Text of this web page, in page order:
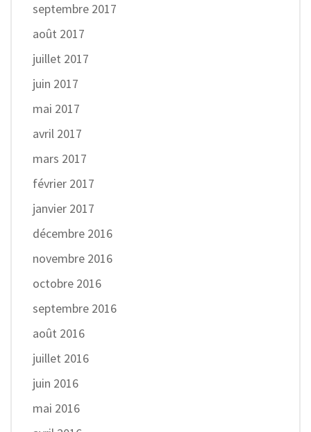
septembre 2017
août 2017
juillet 2017
juin 2017
mai 2017
avril 2017
mars 2017
février 2017
janvier 2017
décembre 2016
novembre 2016
octobre 2016
septembre 2016
août 2016
juillet 2016
juin 2016
mai 2016